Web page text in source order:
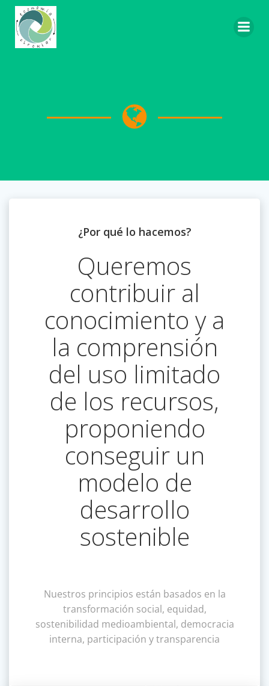
¿Por qué lo hacemos?
Queremos
contribuir al
conocimiento y a
la comprensión
del uso limitado
de los recursos,
proponiendo
conseguir un
modelo de
desarrollo
sostenible
Nuestros principios están basados en la
transformación social, equidad,
sostenibilidad medioambiental, democracia
interna, participación y transparencia